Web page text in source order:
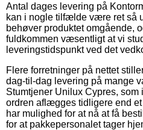
Antal dages levering på
kan i nogle tilfælde være ret så
behøver produktet omgående,
fuldkommen væsentligt at vi
leveringstidspunkt ved det
Flere forretninger på nettet
dag-til-dag levering på mange
Stumtjener Unilux Cypres,
ordren aflægges tidligere end
har mulighed for at nå at få
for at pakkepersonalet tager